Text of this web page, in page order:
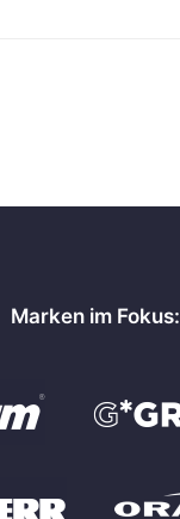
Marken im Fokus: